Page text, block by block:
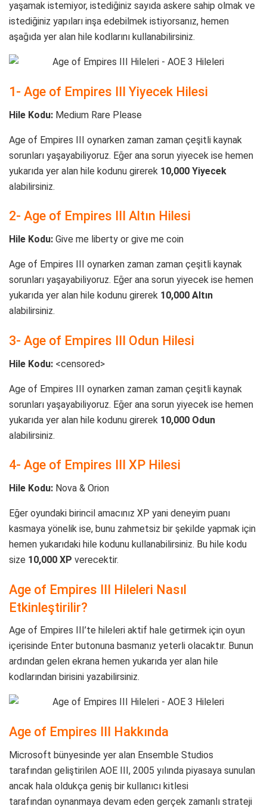
yaşamak istemiyor, istediğiniz sayıda askere sahip olmak ve
istediğiniz yapıları inşa edebilmek istiyorsanız, hemen
aşağıda yer alan hile kodlarını kullanabilirsiniz.
1- Age of Empires III Yiyecek Hilesi
Hile Kodu: Medium Rare Please
Age of Empires III oynarken zaman zaman çeşitli kaynak
sorunları yaşayabiliyoruz. Eğer ana sorun yiyecek ise hemen
yukarıda yer alan hile kodunu girerek 10,000 Yiyecek
alabilirsiniz.
2- Age of Empires III Altın Hilesi
Hile Kodu: Give me liberty or give me coin
Age of Empires III oynarken zaman zaman çeşitli kaynak
sorunları yaşayabiliyoruz. Eğer ana sorun yiyecek ise hemen
yukarıda yer alan hile kodunu girerek 10,000 Altın
alabilirsiniz.
3- Age of Empires III Odun Hilesi
Hile Kodu: <censored>
Age of Empires III oynarken zaman zaman çeşitli kaynak
sorunları yaşayabiliyoruz. Eğer ana sorun yiyecek ise hemen
yukarıda yer alan hile kodunu girerek 10,000 Odun
alabilirsiniz.
4- Age of Empires III XP Hilesi
Hile Kodu: Nova & Orion
Eğer oyundaki birincil amacınız XP yani deneyim puanı
kasmaya yönelik ise, bunu zahmetsiz bir şekilde yapmak için
hemen yukarıdaki hile kodunu kullanabilirsiniz. Bu hile kodu
size 10,000 XP verecektir.
Age of Empires III Hileleri Nasıl
Etkinleştirilir?
Age of Empires III’te hileleri aktif hale getirmek için oyun
içerisinde Enter butonuna basmanız yeterli olacaktır. Bunun
ardından gelen ekrana hemen yukarıda yer alan hile
kodlarından birisini yazabilirsiniz.
Age of Empires III Hakkında
Microsoft bünyesinde yer alan Ensemble Studios
tarafından geliştirilen AOE III, 2005 yılında piyasaya sunulan
ancak hala oldukça geniş bir kullanıcı kitlesi
tarafından oynanmaya devam eden gerçek zamanlı strateji